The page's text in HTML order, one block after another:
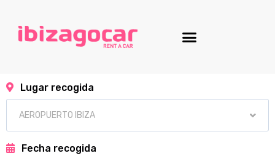
Lugar recogida
Fecha recogida